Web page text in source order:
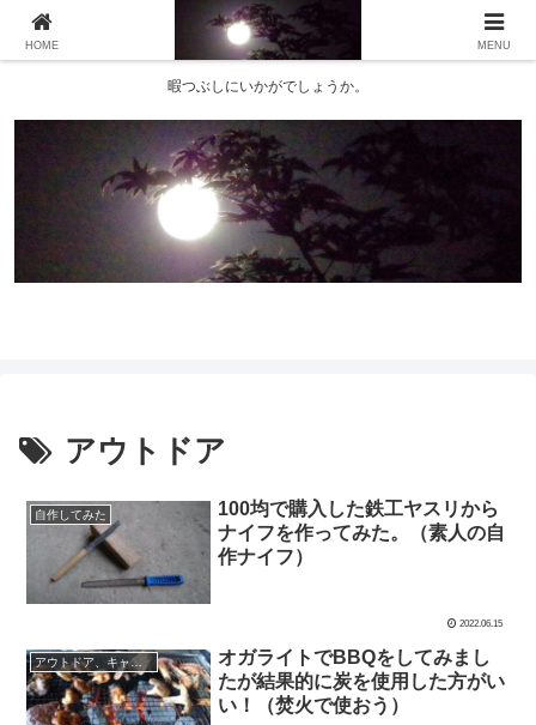
暇つぶしにいかがでしょうか。
アウトドア
自作してみた
100均で購入した鉄工ヤスリから
ナイフを作ってみた。（素人の自
作ナイフ）
2022.06.15
アウトドア、キャンプグッズなど
オガライトでBBQをしてみまし
たが結果的に炭を使用した方がい
い！（焚火で使おう）
HOME MENU